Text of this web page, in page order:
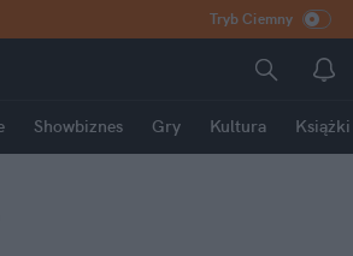
Tryb Ciemny
Showbiznes Gry Kultura Książki